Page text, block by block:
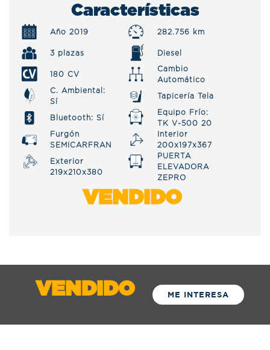
Características
Año 2019 282.756 km
3 plazas Diesel
180 CV
Cambio
Automático
C. Ambiental:
Sí
Tapicería Tela
Bluetooth: Sí
Equipo Frío:
TK V-500 20
Furgón
SEMICARFRAN
Interior
200x197x367
Exterior
219x210x380
PUERTA
ELEVADORA
ZEPRO
VENDIDO
VENDIDO ME INTERESA